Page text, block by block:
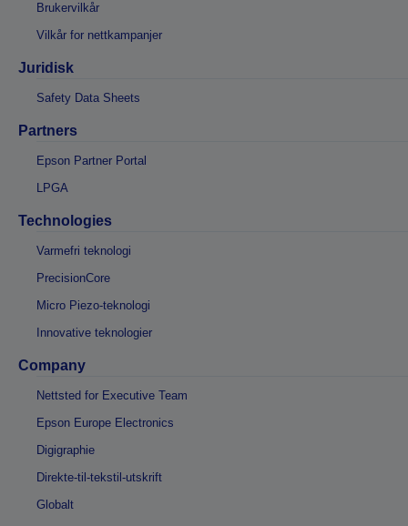
Brukervilkår
Vilkår for nettkampanjer
Juridisk
Safety Data Sheets
Partners
Epson Partner Portal
LPGA
Technologies
Varmefri teknologi
PrecisionCore
Micro Piezo-teknologi
Innovative teknologier
Company
Nettsted for Executive Team
Epson Europe Electronics
Digigraphie
Direkte-til-tekstil-utskrift
Globalt